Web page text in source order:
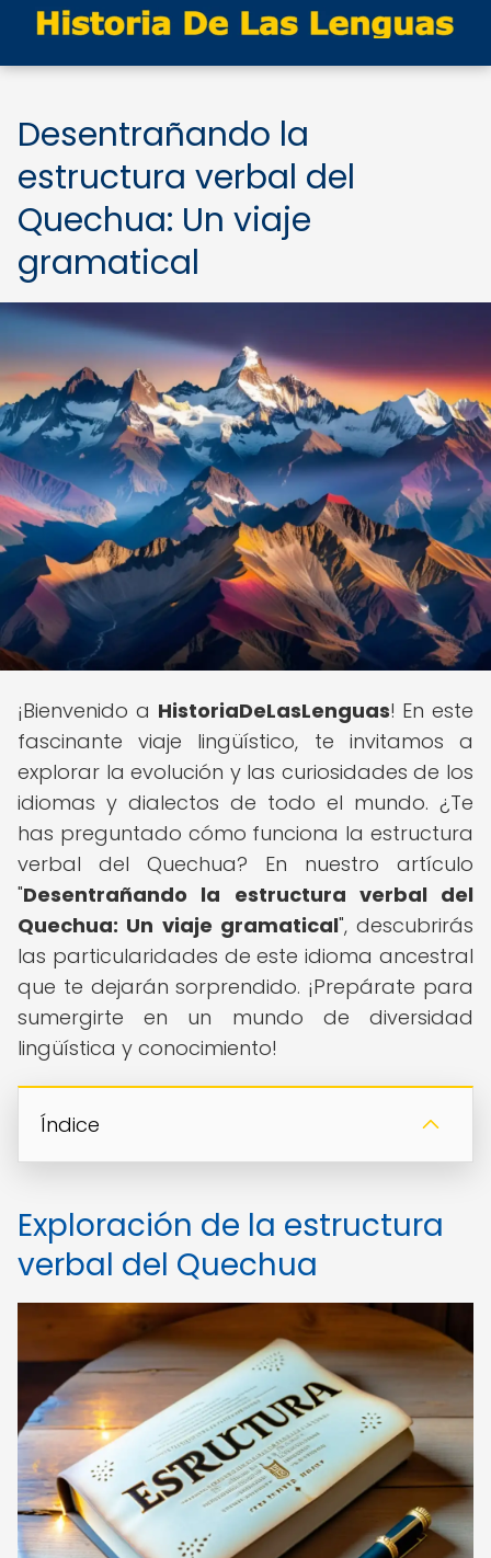
Desentrañando la
estructura verbal del
Quechua: Un viaje
gramatical
¡Bienvenido a HistoriaDeLasLenguas! En este
fascinante viaje lingüístico, te invitamos a
explorar la evolución y las curiosidades de los
idiomas y dialectos de todo el mundo. ¿Te
has preguntado cómo funciona la estructura
verbal del Quechua? En nuestro artículo
"Desentrañando la estructura verbal del
Quechua: Un viaje gramatical", descubrirás
las particularidades de este idioma ancestral
que te dejarán sorprendido. ¡Prepárate para
sumergirte en un mundo de diversidad
lingüística y conocimiento!
Índice
Exploración de la estructura
verbal del Quechua